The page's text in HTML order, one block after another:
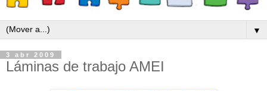
▼
3 abr 2009
Láminas de trabajo AMEI